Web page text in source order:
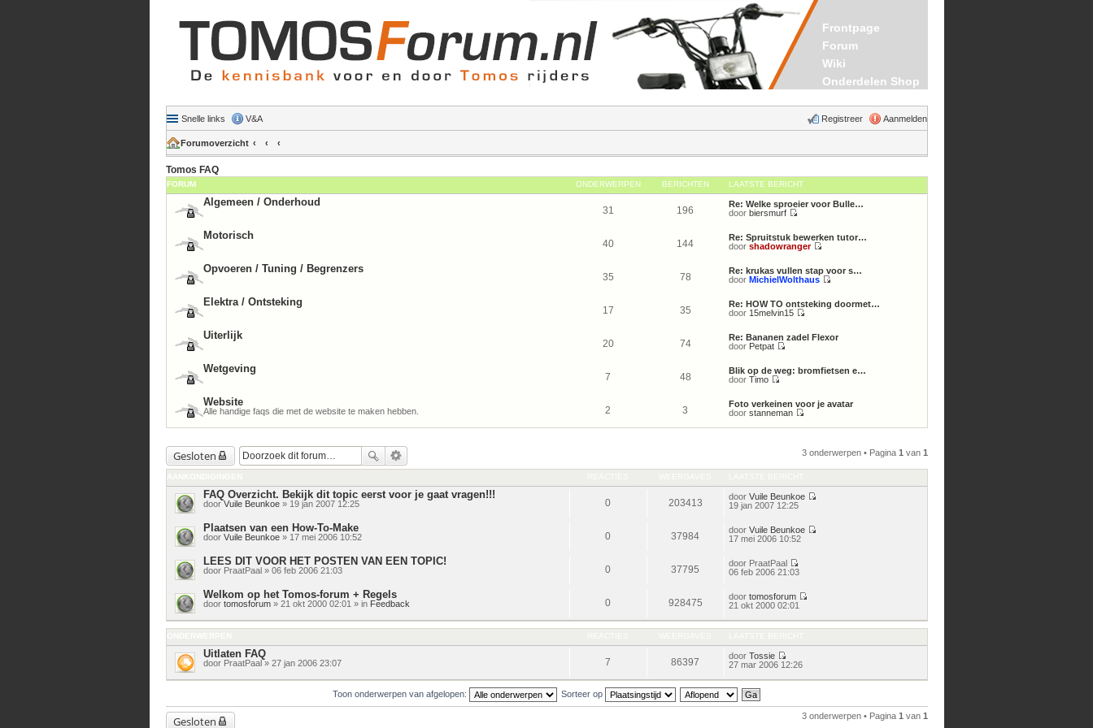
Frontpage
Forum
Wiki
Onderdelen Shop
Snelle links V&A Aanmelden
Registreer
Forumoverzicht
Tomos FAQ
FORUM ONDERWERPEN BERICHTEN LAATSTE BERICHT
Algemeen / Onderhoud
31 196
Re: Welke sproeier voor Bulle…
door biersmurf
bericht
Motorisch
40 144
Re: Spruitstuk bewerken tutor…
door shadowranger
bericht
Opvoeren / Tuning / Begrenzers
35 78
Re: krukas vullen stap voor s…
door MichielWolthaus
bericht
Elektra / Ontsteking
17 35
Re: HOW TO ontsteking doormet…
door 15melvin15
bericht
Uiterlijk
20 74
Re: Bananen zadel Flexor
door Petpat
bericht
Wetgeving
7 48
Blik op de weg: bromfietsen e…
door Timo
bericht
Website
Alle handige faqs die met de website te maken hebben. 2 3
Foto verkeinen voor je avatar
door stanneman
laatste
Gesloten 3 onderwerpen • Pagina 1 van 1
FAQ Overzicht. Bekijk dit topic eerst voor je gaat vragen!!!
doorVuile Beunkoe» 19 jan 2007 12:25 0 203413
door Vuile Beunkoe
19 jan 2007 12:25
Plaatsen van een How-To-Make
door Vuile Beunkoe» 17 mei 2006 10:52 0 37984
door Vuile Beunkoe
17 mei 2006 10:52
LEES DIT VOOR HET POSTEN VAN EEN TOPIC!
door PraatPaal» 06 feb 2006 21:03 0 37795
door PraatPaal
Bekijk
06 feb 2006 21:03
Welkom op het Tomos-forum + Regels
door tomosforum» 21 okt 2000 02:01 » in Feedback 0 928475
door tomosforum
bericht
21 okt 2000 02:01
Uitlaten FAQ
door PraatPaal» 27 jan 2006 23:07 7 86397
door Tossie
Bekijk
bericht
27 mar 2006 12:26
Toon onderwerpen van afgelopen: Sorteer op
Gesloten 3 onderwerpen • Pagina 1 van 1